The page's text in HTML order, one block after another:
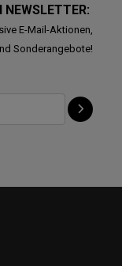
NEWSLETTER:
E-Mail-Aktionen,
Sonderangebote!